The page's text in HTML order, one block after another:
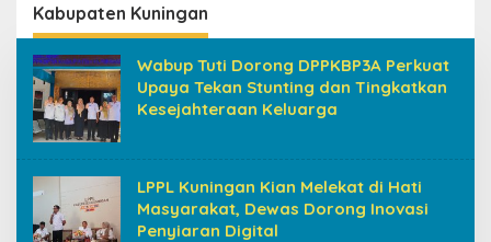
Kabupaten Kuningan
Wabup Tuti Dorong DPPKBP3A Perkuat
Upaya Tekan Stunting dan Tingkatkan
Kesejahteraan Keluarga
LPPL Kuningan Kian Melekat di Hati
Masyarakat, Dewas Dorong Inovasi
Penyiaran Digital